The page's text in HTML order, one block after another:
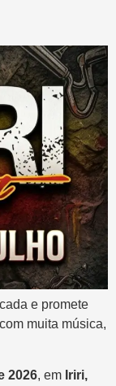
e promete
muita música,
2026, em Iriri,